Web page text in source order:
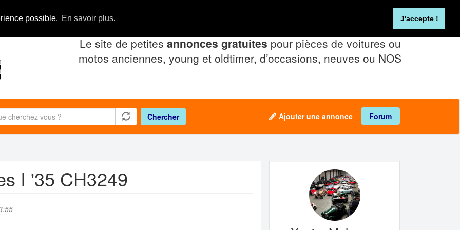
possible. En savoir plus. J'accepte !
NL
Le site de petites annonces gratuites pour pièces de voitures ou
motos anciennes, young et oldtimer, d’occasions, neuves ou NOS
Chercher Ajouter une annonce Forum
I '35 CH3249